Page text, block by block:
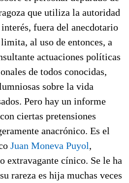
que utiliza la autoridad
fuera del anecdotario
al uso de entonces, a
actuaciones políticas
de todos conocidas,
sobre la vida
Pero hay un informe
ciertas pretensiones
anacrónico. Es el
Juan Moneva Puyol,
extravagante cínico. Se le ha
rareza es hija muchas veces